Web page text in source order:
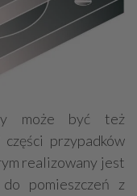
może być też
przypadków
realizowany jest
pomieszczeń z